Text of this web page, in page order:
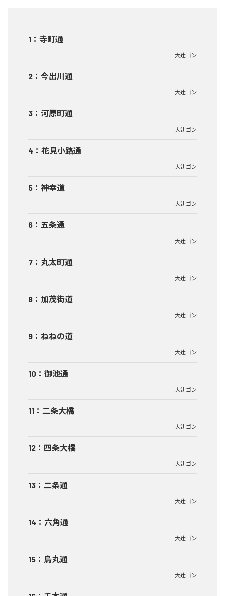
1 ： 寺町通
大辻ゴン
2 ： 今出川通
大辻ゴン
3 ： 河原町通
大辻ゴン
4 ： 花見小路通
大辻ゴン
5 ： 神幸道
大辻ゴン
6 ： 五条通
大辻ゴン
7 ： 丸太町通
大辻ゴン
8 ： 加茂街道
大辻ゴン
9 ： ねねの道
大辻ゴン
10 ： 御池通
大辻ゴン
11 ： 二条大橋
大辻ゴン
12 ： 四条大橋
大辻ゴン
13 ： 二条通
大辻ゴン
14 ： 六角通
大辻ゴン
15 ： 烏丸通
大辻ゴン